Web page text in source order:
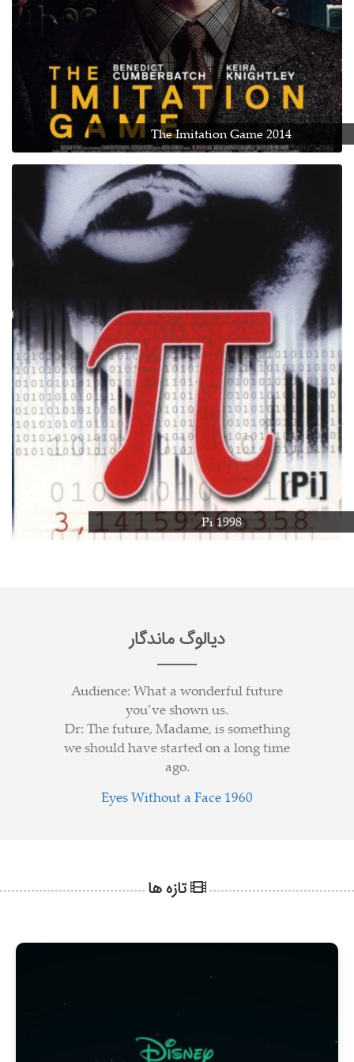
The Imitation Game 2014
Pi 1998
دیالوگ ماندگار
Audience: What a wonderful future
you’ve shown us.
Dr: The future, Madame, is something
we should have started on a long time
ago.
Eyes Without a Face 1960
تازه ها